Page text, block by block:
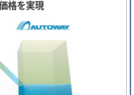
格を実現